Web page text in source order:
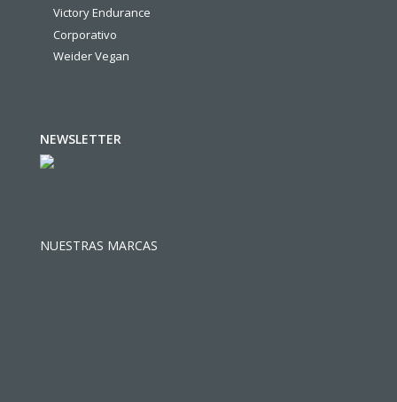
Victory Endurance
Corporativo
Weider Vegan
NEWSLETTER
NUESTRAS MARCAS